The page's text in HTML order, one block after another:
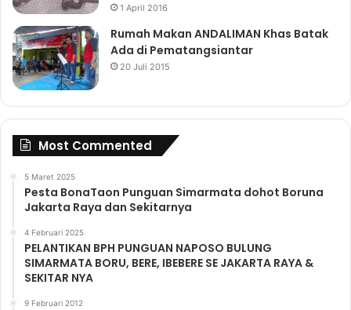
1 April 2016
Rumah Makan ANDALIMAN Khas Batak
Ada di Pematangsiantar
20 Juli 2015
Most Commented
5 Maret 2025
Pesta BonaTaon Punguan Simarmata dohot Boruna
Jakarta Raya dan Sekitarnya
4 Februari 2025
PELANTIKAN BPH PUNGUAN NAPOSO BULUNG
SIMARMATA BORU, BERE, IBEBERE SE JAKARTA RAYA &
SEKITAR NYA
9 Februari 2012